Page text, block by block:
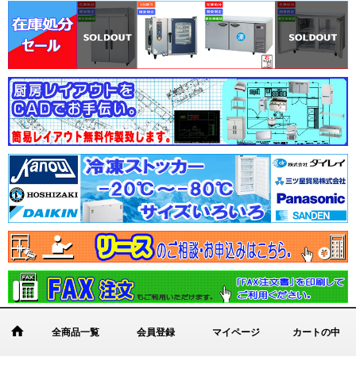
全商品一覧 会員登録 マイページ カートの中